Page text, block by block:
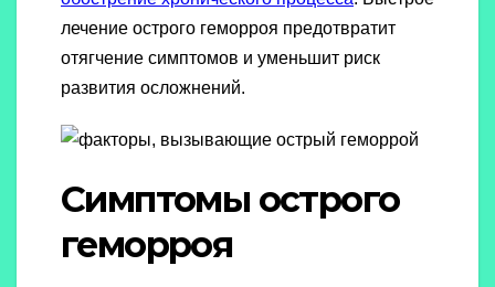
лечение острого геморроя предотвратит
отягчение симптомов и уменьшит риск
развития осложнений.
Симптомы острого
геморроя